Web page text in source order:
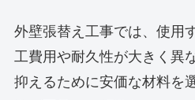
外壁張替え工事では、使用
工費用や耐久性が大きく異
抑えるために安価な材料を